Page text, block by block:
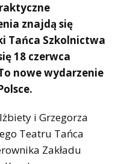
znajdą się
Tańca Szkolnictwa
18 czerwca
nowe wydarzenie
i Grzegorza
Teatru Tańca
Zakładu